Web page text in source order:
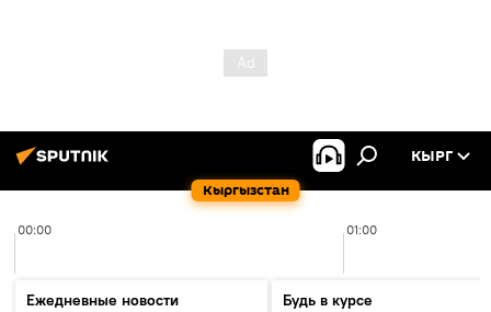
Кыргызстан
КЫРГ
00:00 01:00
Ежедневные новости
Будь в курсе